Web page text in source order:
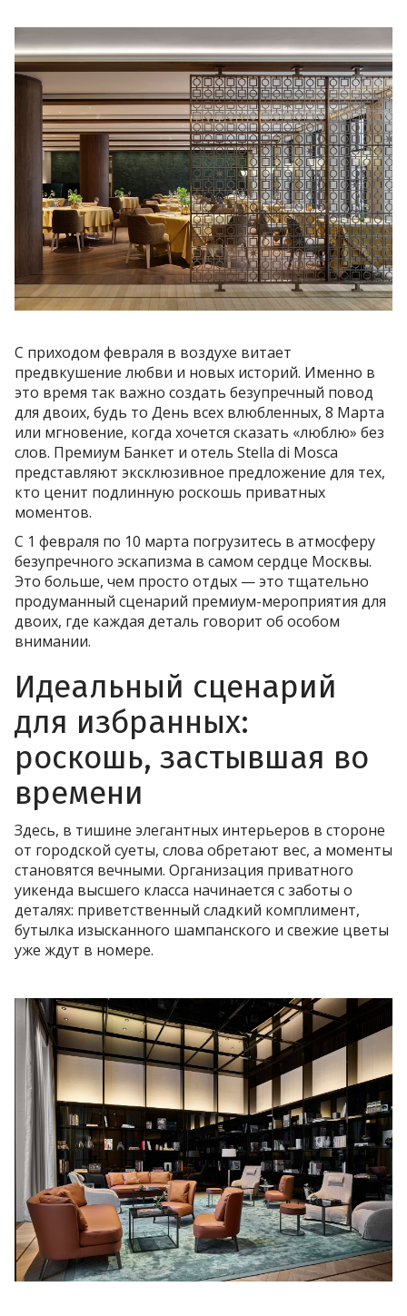
С приходом февраля в воздухе витает
предвкушение любви и новых историй. Именно в
это время так важно создать безупречный повод
для двоих, будь то День всех влюбленных, 8 Марта
или мгновение, когда хочется сказать «люблю» без
слов. Премиум Банкет и отель Stella di Mosca
представляют эксклюзивное предложение для тех,
кто ценит подлинную роскошь приватных
моментов.
С 1 февраля по 10 марта погрузитесь в атмосферу
безупречного эскапизма в самом сердце Москвы.
Это больше, чем просто отдых — это тщательно
продуманный сценарий премиум-мероприятия для
двоих, где каждая деталь говорит об особом
внимании.
Идеальный сценарий
для избранных:
роскошь, застывшая во
времени
Здесь, в тишине элегантных интерьеров в стороне
от городской суеты, слова обретают вес, а моменты
становятся вечными. Организация приватного
уикенда высшего класса начинается с заботы о
деталях: приветственный сладкий комплимент,
бутылка изысканного шампанского и свежие цветы
уже ждут в номере.